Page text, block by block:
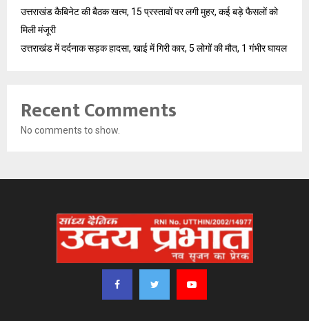
उत्तराखंड कैबिनेट की बैठक खत्म, 15 प्रस्तावों पर लगी मुहर, कई बड़े फैसलों को
मिली मंजूरी
उत्तराखंड में दर्दनाक सड़क हादसा, खाई में गिरी कार, 5 लोगों की मौत, 1 गंभीर घायल
Recent Comments
No comments to show.